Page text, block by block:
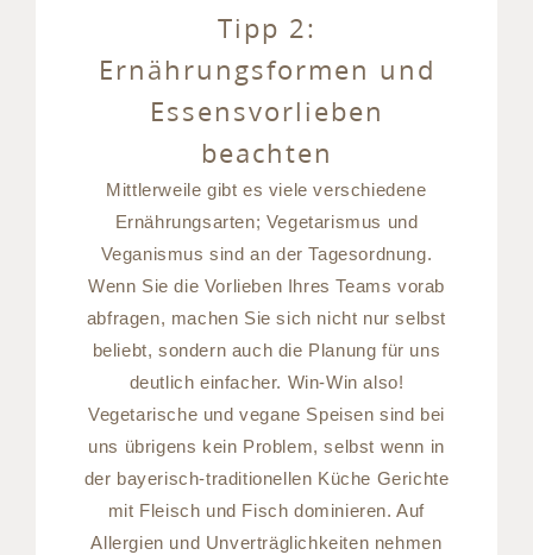
Tipp 2:
Ernährungsformen und
Essensvorlieben
beachten
Mittlerweile gibt es viele verschiedene
Ernährungsarten; Vegetarismus und
Veganismus sind an der Tagesordnung.
Wenn Sie die Vorlieben Ihres Teams vorab
abfragen, machen Sie sich nicht nur selbst
beliebt, sondern auch die Planung für uns
deutlich einfacher. Win-Win also!
Vegetarische und vegane Speisen sind bei
uns übrigens kein Problem, selbst wenn in
der bayerisch-traditionellen Küche Gerichte
mit Fleisch und Fisch dominieren. Auf
Allergien und Unverträglichkeiten nehmen